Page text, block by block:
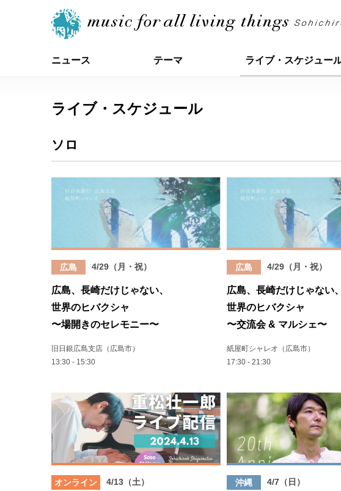
ニュース テーマ ライブ・スケジュー
ライブ・スケジュール
ソロ
広島 4/29（月・祝）
広島、長崎だけじゃない、
世界のヒバクシャ
〜場開きのセレモニー〜
旧日銀広島支店（広島市）
13:30 - 15:30
広島 4/29（月・祝）
広島、長崎だけじゃない、
世界のヒバクシャ
〜交流会 & マルシェ〜
紙屋町シャレオ（広島市）
17:30 - 21:30
オンライン 4/13（土） 沖縄 4/7（日）